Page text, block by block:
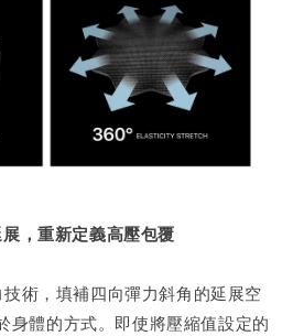
，重新定義高壓包覆
術，填補四向彈力斜角的延展空
身體的方式。即使將壓縮值設定的